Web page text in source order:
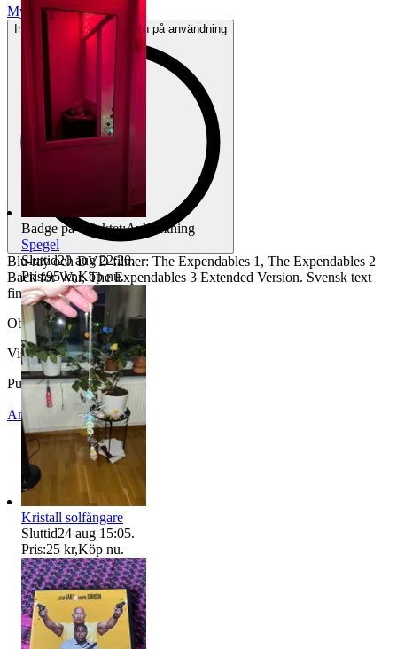
Mycket gott skick
Inga eller minimala tecken på användning
Blu-ray och DVD filmer: The Expendables 1, The Expendables 2
Back for War, The Expendables 3 Extended Version. Svensk text
finns
Objektnr 740 214 511
Visningar 104
Publicerad 12 jul 19:31
Anmäl Sälj liknande
Badge på objektet:Avhämtning
Spegel
Sluttid20 aug 22:20.
Pris:95 kr,Köp nu.
Kristall solfångare
Sluttid24 aug 15:05.
Pris:25 kr,Köp nu.